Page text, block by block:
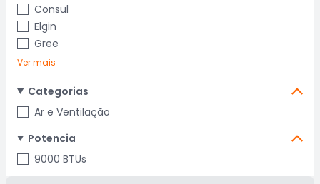
Consul
Elgin
Gree
Ver mais
Categorias
Ar e Ventilação
Potencia
9000 BTUs